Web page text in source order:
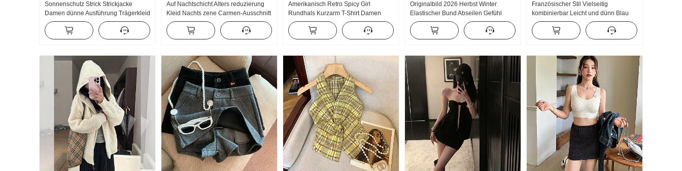
Sonnenschutz Strick Strickjacke
Damen dünne Ausführung Trägerkleid
Außerhalb Nehmen Klimaanlage
Bluse Sommer Schal Eis Seide Klein
Weste Fee Qi Jacke
Auf Nachtschicht Alters reduzierung
Kleid Nachts zene Carmen-Ausschnitt
Rückenfrei Sexy Spicy Girl Bandeau
Tailliert Großes Pendel Ein Wort Kurz
Rock
Amerikanisch Retro Spicy Girl
Rundhals Kurzarm T-Shirt Damen
Sommer Neu Minimalistisch
Unifarben Schlank Schlank Halber
Rock Zwei
Originalbild 2026 Herbst Winter
Elastischer Bund Abseilen Gefühl
Mittellang Nach Schlitz Rüschen Samt
Ein Wort Bleistiftrock Halber Rock
Französischer Stil Vielseitig
kombinierbar Leicht und dünn Blau
Hemd Frauen Frühling 2026 Jahr Neu
Mode Nischenprodukt Hemd
Hochwertig Exquisit Kleines Hemd